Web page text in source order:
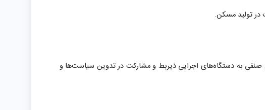
صنفی به دستگاه‌های اجرایی ذیربط و مشارکت در تدوین سیاست‌ها و